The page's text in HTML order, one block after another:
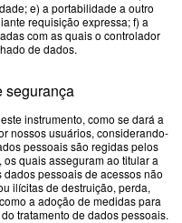
e) a portabilidade a outro
requisição expressa; f) a
com as quais o controlador
de dados.
segurança
instrumento, como se dará a
nossos usuários, considerando-
pessoais são regidas pelos
quais asseguram ao titular a
pessoais de acessos não
ilícitas de destruição, perda,
a adoção de medidas para
tratamento de dados pessoais.